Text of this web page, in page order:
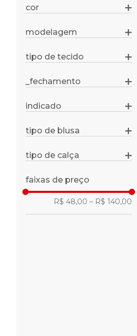
m
gg
cor
caqui
marrom escuro
preto
verde
modelagem
slim
tipo de tecido
plano
_fechamento
sem fechamento
indicado
tipo de blusa
cropped
regata
tipo de calça
faixas de preço
R$ 48,00 – R$ 140,00